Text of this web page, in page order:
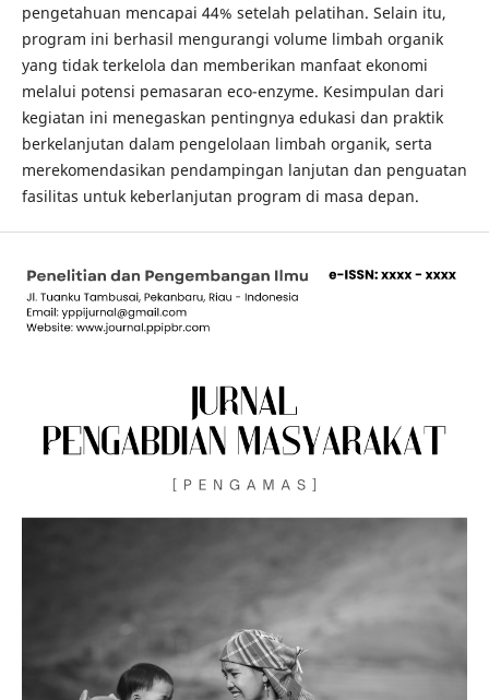
pengetahuan mencapai 44% setelah pelatihan. Selain itu,
program ini berhasil mengurangi volume limbah organik
yang tidak terkelola dan memberikan manfaat ekonomi
melalui potensi pemasaran eco-enzyme. Kesimpulan dari
kegiatan ini menegaskan pentingnya edukasi dan praktik
berkelanjutan dalam pengelolaan limbah organik, serta
merekomendasikan pendampingan lanjutan dan penguatan
fasilitas untuk keberlanjutan program di masa depan.